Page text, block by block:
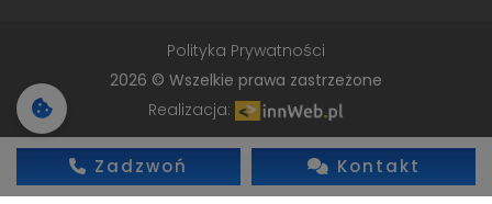
Polityka Prywatności
2026 © Wszelkie prawa zastrzeżone
Realizacja:
Zadzwoń Kontakt